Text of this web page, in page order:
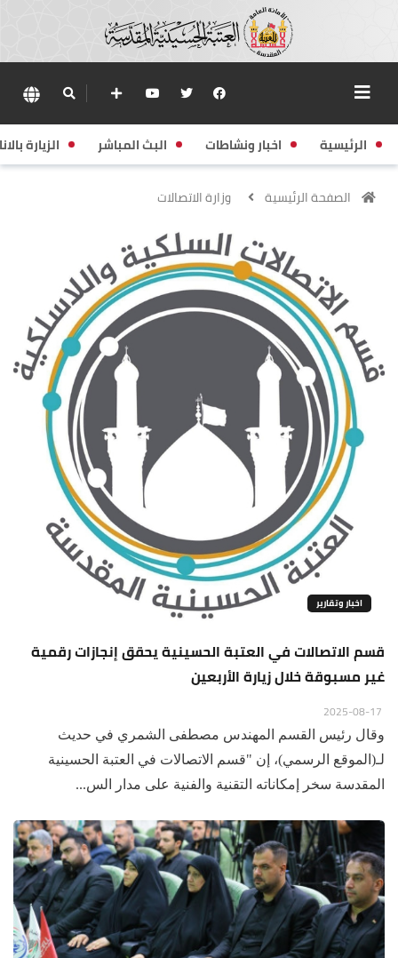
الرئيسية اخبار ونشاطات البث المباشر الزيارة
الصفحة الرئيسية وزارة الاتصالات
اخبار وتقارير
قسم الاتصالات في العتبة الحسينية يحقق إنجازات رقمية
غير مسبوقة خلال زيارة الأربعين
وقال رئيس القسم المهندس مصطفى الشمري في حديث
لـ(الموقع الرسمي)، إن "قسم الاتصالات في العتبة الحسينية
المقدسة سخر إمكاناته التقنية والفنية على مدار الس...